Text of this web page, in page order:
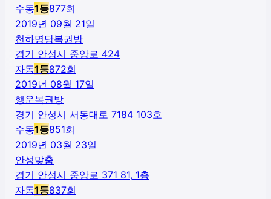
수동1등877회
2019년 09월 21일
천하명당복권방
경기 안성시 중앙로 424
자동1등872회
2019년 08월 17일
행운복권방
경기 안성시 서동대로 7184 103호
수동1등851회
2019년 03월 23일
안성맞춤
경기 안성시 중앙로 371 81, 1층
자동1등837회